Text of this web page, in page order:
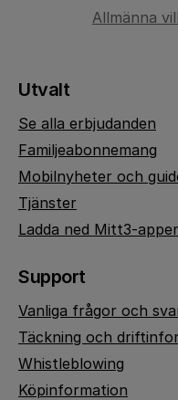
Allmänna
Utvalt
Se alla erbjudanden
Familjeabonnemang
Mobilnyheter och
Tjänster
Ladda ned Mitt3-
Support
Vanliga frågor och
Täckning och
Whistleblowing
Köpinformation